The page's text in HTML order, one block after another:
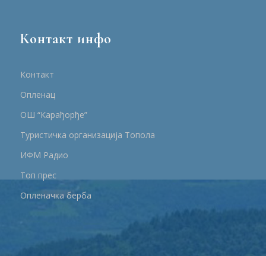
Контакт инфо
Контакт
Опленац
ОШ “Карађорђе”
Туристичка организација Топола
ИФМ Радио
Топ прес
Опленачка берба